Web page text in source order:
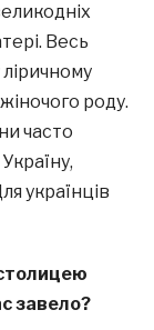
Весь
роду.
часто
українців
завело?